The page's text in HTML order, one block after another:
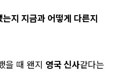
지 지금과 어떻게 다른지
을 때 왠지 영국 신사같다는